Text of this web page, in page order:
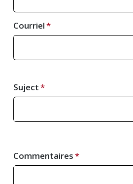
Courriel
Suject
Commentaires